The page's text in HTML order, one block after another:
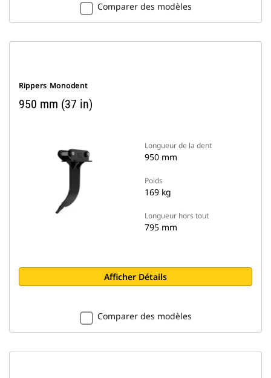
Comparer des modèles
Rippers Monodent
950 mm (37 in)
Longueur de la dent
950 mm
Poids
169 kg
Longueur hors tout
795 mm
Afficher Détails
Comparer des modèles